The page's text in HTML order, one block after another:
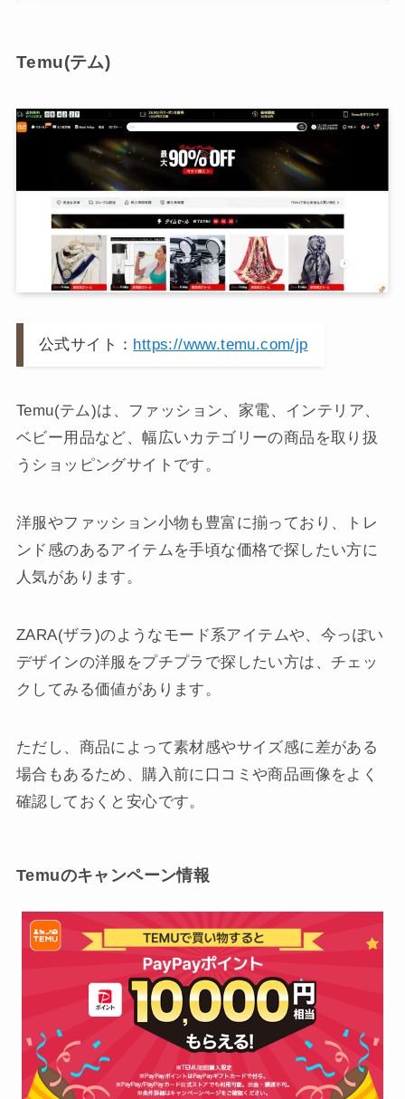
Temu(テム)
公式サイト： https://www.temu.com/jp
Temu(テム)は、ファッション、家電、インテリア、
ベビー用品など、幅広いカテゴリーの商品を取り扱
うショッピングサイトです。
洋服やファッション小物も豊富に揃っており、トレ
ンド感のあるアイテムを手頃な価格で探したい方に
人気があります。
ZARA(ザラ)のようなモード系アイテムや、今っぽい
デザインの洋服をプチプラで探したい方は、チェッ
クしてみる価値があります。
ただし、商品によって素材感やサイズ感に差がある
場合もあるため、購入前に口コミや商品画像をよく
確認しておくと安心です。
Temuのキャンペーン情報